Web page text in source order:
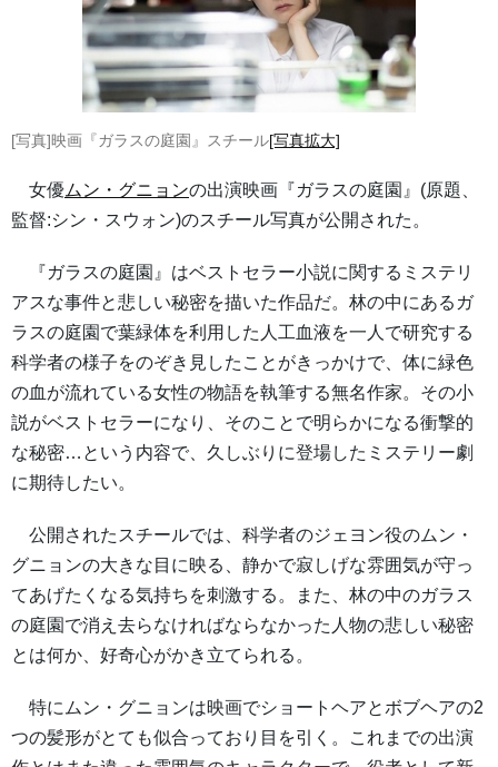
[写真]映画『ガラスの庭園』スチール[写真拡大]
女優ムン・グニョンの出演映画『ガラスの庭園』(原題、
監督:シン・スウォン)のスチール写真が公開された。
『ガラスの庭園』はベストセラー小説に関するミステリ
アスな事件と悲しい秘密を描いた作品だ。林の中にあるガ
ラスの庭園で葉緑体を利用した人工血液を一人で研究する
科学者の様子をのぞき見したことがきっかけで、体に緑色
の血が流れている女性の物語を執筆する無名作家。その小
説がベストセラーになり、そのことで明らかになる衝撃的
な秘密…という内容で、久しぶりに登場したミステリー劇
に期待したい。
公開されたスチールでは、科学者のジェヨン役のムン・
グニョンの大きな目に映る、静かで寂しげな雰囲気が守っ
てあげたくなる気持ちを刺激する。また、林の中のガラス
の庭園で消え去らなければならなかった人物の悲しい秘密
とは何か、好奇心がかき立てられる。
特にムン・グニョンは映画でショートヘアとボブヘアの2
つの髪形がとても似合っており目を引く。これまでの出演